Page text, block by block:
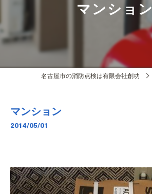
マンション
名古屋市の消防点検は有限会社創功
マンション
2014/05/01